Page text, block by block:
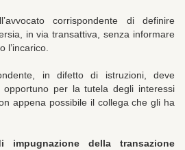
corrispondente di definire
in via transattiva, senza informare
l’incarico.
in difetto di istruzioni, deve
per la tutela degli interessi
appena possibile il collega che gli ha
della transazione